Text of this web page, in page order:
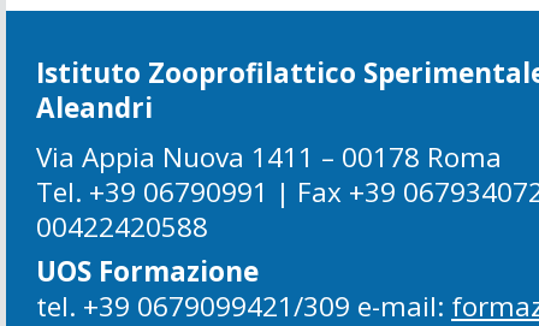
Istituto Zooprofilattico
Aleandri
Via Appia Nuova 1411 – 00178 Roma
Tel. +39 06790991 | Fax +39
00422420588
UOS Formazione
tel. +39 0679099421/309 e-mail: